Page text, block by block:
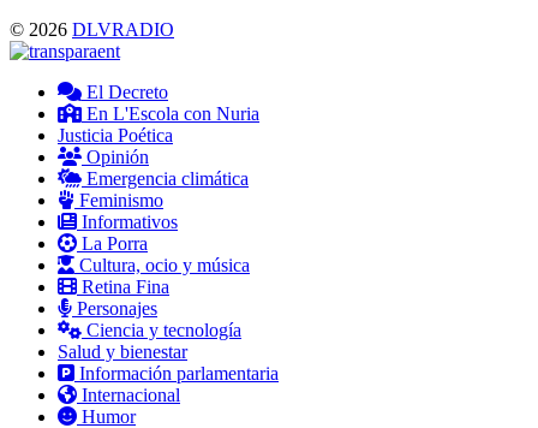
© 2026 DLVRADIO
El Decreto
En L'Escola con Nuria
Justicia Poética
Opinión
Emergencia climática
Feminismo
Informativos
La Porra
Cultura, ocio y música
Retina Fina
Personajes
Ciencia y tecnología
Salud y bienestar
Información parlamentaria
Internacional
Humor